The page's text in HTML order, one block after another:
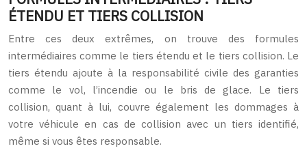
ÉTENDU ET TIERS COLLISION
Entre ces deux extrêmes, on trouve des formules
intermédiaires comme le tiers étendu et le tiers collision. Le
tiers étendu ajoute à la responsabilité civile des garanties
comme le vol, l’incendie ou le bris de glace. Le tiers
collision, quant à lui, couvre également les dommages à
votre véhicule en cas de collision avec un tiers identifié,
même si vous êtes responsable.